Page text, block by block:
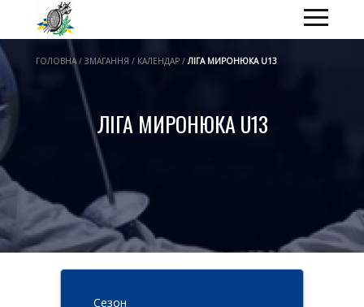
ГОЛОВНА / ЗМАГАННЯ / КАЛЕНДАР /ЛІГА МИРОНЮКА U13
ЛІГА МИРОНЮКА U13
Cезон